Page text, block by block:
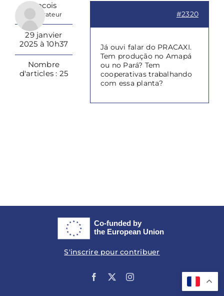
Francois
Modérateur
29 janvier
2025 à 10h37
Nombre
d'articles : 25
#2320
Já ouvi falar do PRACAXI.
Tem produção no Amapá
ou no Pará? Tem
cooperativas trabalhando
com essa planta?
S'inscrire pour contribuer
Facebook Instagram